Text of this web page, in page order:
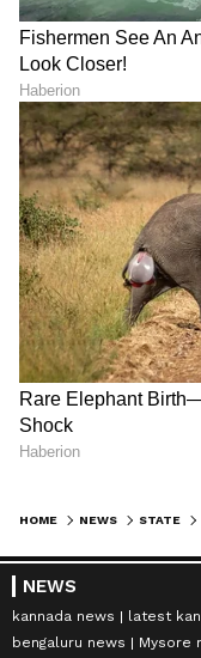
HOME NEWS STATE
NEWS
kannada news latest
bengaluru news
Mysore